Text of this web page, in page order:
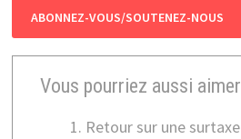
ABONNEZ-VOUS/SOUTENEZ-NOUS
Vous pourriez aussi aimer
Retour sur une surtaxe